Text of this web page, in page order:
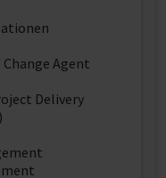
Agent
Delivery